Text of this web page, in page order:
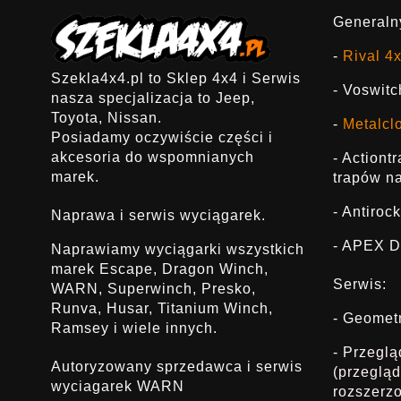
Szekla4x4.pl to Sklep 4x4 i Serwis
nasza specjalizacja to Jeep,
Toyota, Nissan.
Posiadamy oczywiście części i
akcesoria do wspomnianych
marek.
Naprawa i serwis wyciągarek.
Naprawiamy wyciągarki wszystkich
marek Escape, Dragon Winch,
WARN, Superwinch, Presko,
Runva, Husar, Titanium Winch,
Ramsey i wiele innych.
Autoryzowany sprzedawca i serwis
wyciagarek WARN
- Rival
-
-
-
trapów
- Antirock
- APEX
Serwis:
-
-